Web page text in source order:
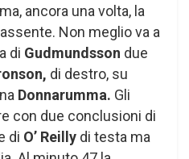
ma, ancora una volta, la
Non meglio va a
di Gudmundsson due
di destro, su
Donnarumma. Gli
con due conclusioni di
di O’ Reilly di testa ma